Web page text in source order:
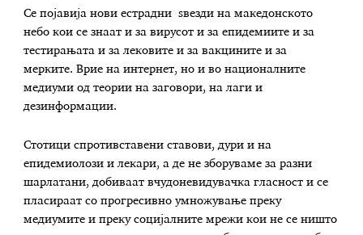
Се појавија нови естрадни ѕвезди на македонското
небо кои се знаат и за вирусот и за епидемиите и за
тестирањата и за лековите и за вакцините и за
мерките. Врие на интернет, но и во националните
медиуми од теории на заговори, на лаги и
дезинформации.
Стотици спротивставени ставови, дури и на
епидемиолози и лекари, а де не зборуваме за разни
шарлатани, добиваат вчудоневидувачка гласност и се
пласираат со прогресивно умножување преку
медиумите и преку социјалните мрежи кои не се ништо